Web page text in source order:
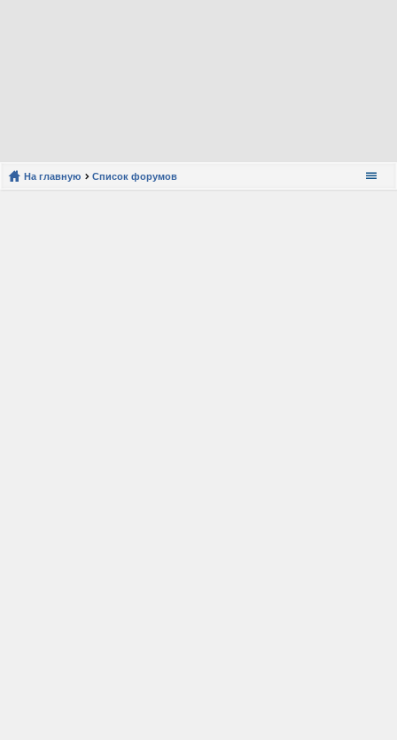
На главную Список форумов